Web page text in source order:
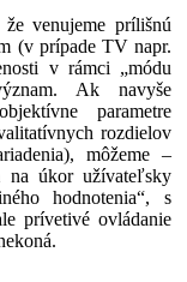
venujeme prílišnú
(v prípade TV napr.
v rámci „módu
Ak navyše
parametre
rozdielov
môžeme –
úkor užívateľsky
hodnotenia“, s
prívetivé ovládanie